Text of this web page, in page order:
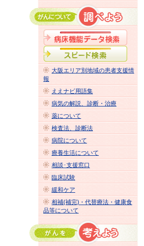
大阪エリア別地域の患者支援情
報
ええナビ用語集
病気の解説、診断・治療
薬について
検査法、診断法
病院について
療養生活について
相談･支援窓口
臨床試験
緩和ケア
相補(補完)・代替療法・健康食
品等について